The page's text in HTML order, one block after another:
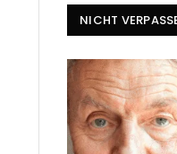
NICHT